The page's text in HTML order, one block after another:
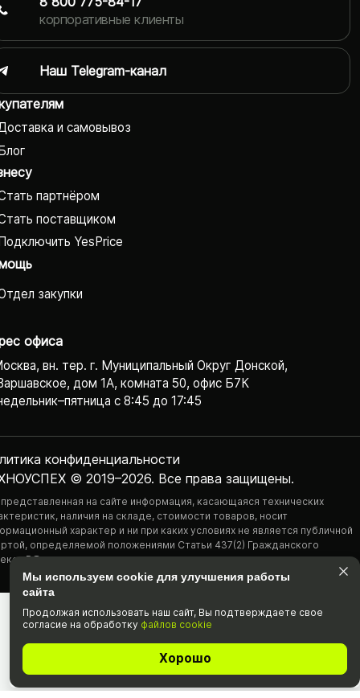
и самовывоз
партнёром
поставщиком
YesPrice
закупки
офиса
вн. тер. г. Муниципальный Округ Донской,
дом 1А, комната 50, офис Б7К
с 8:45 до 17:45
© 2019–2026. Все права защищены.
конфиденциаль­ности
на сайте информация, касающаяся технических
наличия на складе, стоимости товаров, носит
характер и ни при каких условиях не является публичной
определяемой положениями Статьи 437(2) Гражданского
РФ.
корпоративные клиенты
Наш Telegram-канал
Мы используем cookie для улучшения работы
сайта
Продолжая использовать наш cайт, Вы подтвержда­ете свое
согласие на обработку файлов cookie
Хорошо